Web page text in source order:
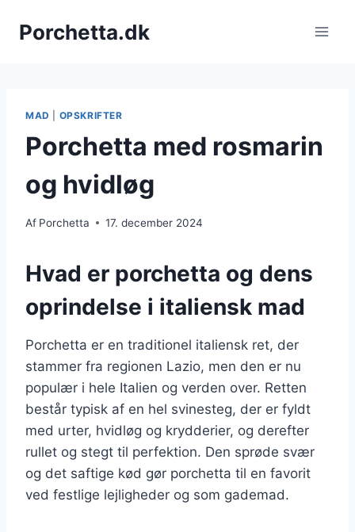
Porchetta.dk
MAD OPSKRIFTER
Porchetta med rosmarin
og hvidløg
Af Porchetta 17. december 2024
Hvad er porchetta og dens
oprindelse i italiensk mad
Porchetta er en traditionel italiensk ret, der
stammer fra regionen Lazio, men den er nu
populær i hele Italien og verden over. Retten
består typisk af en hel svinesteg, der er fyldt
med urter, hvidløg og krydderier, og derefter
rullet og stegt til perfektion. Den sprøde svær
og det saftige kød gør porchetta til en favorit
ved festlige lejligheder og som gademad.